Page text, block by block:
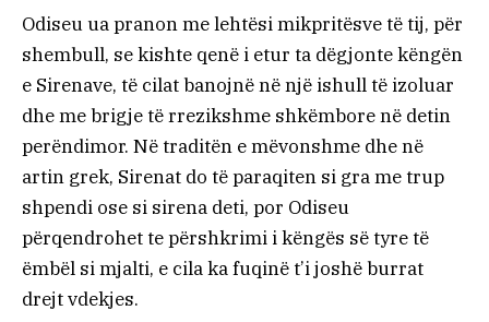
Odiseu ua pranon me lehtësi mikpritësve të tij, për
shembull, se kishte qenë i etur ta dëgjonte këngën
e Sirenave, të cilat banojnë në një ishull të izoluar
dhe me brigje të rrezikshme shkëmbore në detin
perëndimor. Në traditën e mëvonshme dhe në
artin grek, Sirenat do të paraqiten si gra me trup
shpendi ose si sirena deti, por Odiseu
përqendrohet te përshkrimi i këngës së tyre të
ëmbël si mjalti, e cila ka fuqinë t’i joshë burrat
drejt vdekjes.